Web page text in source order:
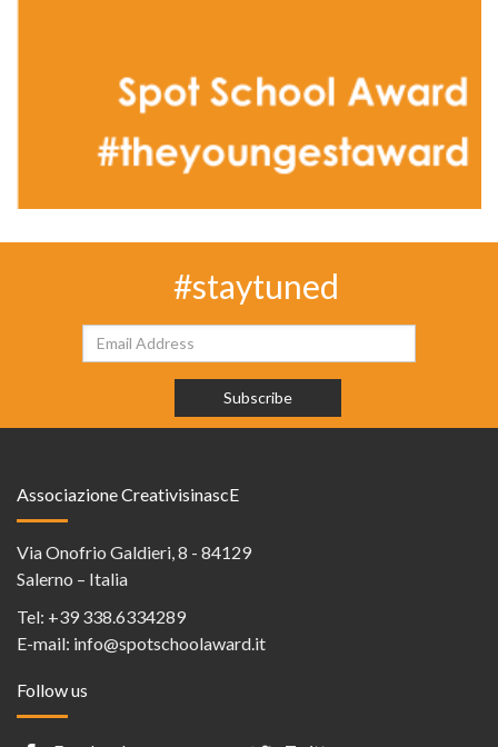
#staytuned
Associazione CreativisinascE
Via Onofrio Galdieri, 8 - 84129
Salerno – Italia
Tel: +39 338.6334289
E-mail: info@spotschoolaward.it
Follow us